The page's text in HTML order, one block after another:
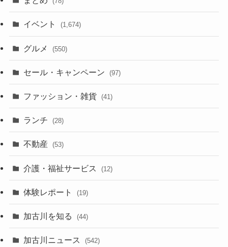
イベント (1,674)
グルメ (550)
セール・キャンペーン (97)
ファッション・雑貨 (41)
ランチ (28)
不動産 (53)
介護・福祉サービス (12)
体験レポート (19)
加古川を知る (44)
加古川ニュース (542)